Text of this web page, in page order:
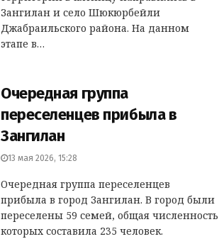
Зангилан и село Шюкюрбейли
Джабраильского района. На данном
этапе в…
Очередная группа
переселенцев прибыла в
Зангилан
13 мая 2026, 15:28
Очередная группа переселенцев
прибыла в город Зангилан. В город были
переселены 59 семей, общая численность
которых составила 235 человек.